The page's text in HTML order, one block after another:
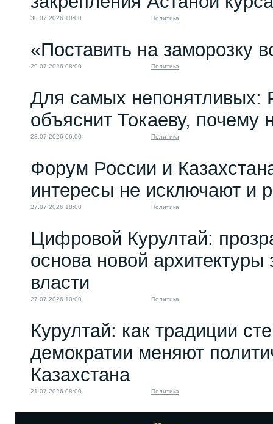
30.07.2026 10:00 Политика
«Поставить на заморозку
29.07.2026 08:00 Политика
Для самых непонятливых:
объяснит Токаеву,
28.07.2026 06:00 Политика
Форум России и
интересы не исключают и
27.07.2026 18:00 Политика
Цифровой Курултай:
основа новой архитектуры
власти
27.07.2026 10:00 Политика
Курултай: как традиции
демократии меняют
Казахстана
21.07.2026 08:00 Политика